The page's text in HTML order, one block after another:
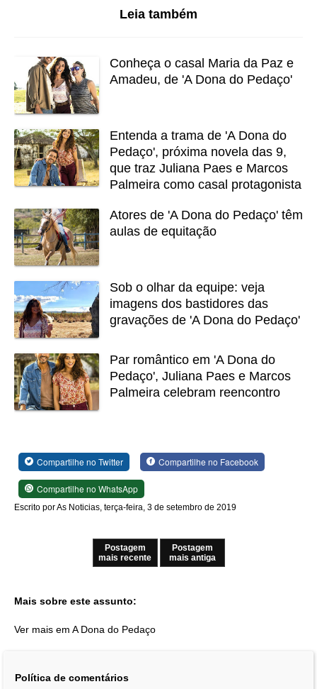
Leia também
Conheça o casal Maria da Paz e
Amadeu, de 'A Dona do Pedaço'
Entenda a trama de 'A Dona do
Pedaço', próxima novela das 9,
que traz Juliana Paes e Marcos
Palmeira como casal protagonista
Atores de 'A Dona do Pedaço' têm
aulas de equitação
Sob o olhar da equipe: veja
imagens dos bastidores das
gravações de 'A Dona do Pedaço'
Par romântico em 'A Dona do
Pedaço', Juliana Paes e Marcos
Palmeira celebram reencontro
Compartilhe no Twitter Compartilhe no Facebook
Compartilhe no WhatsApp
Escrito por As Noticias, terça-feira, 3 de setembro de 2019
Postagem
mais recente
Postagem
mais antiga
Mais sobre este assunto:
Ver mais em A Dona do Pedaço
Política de comentários